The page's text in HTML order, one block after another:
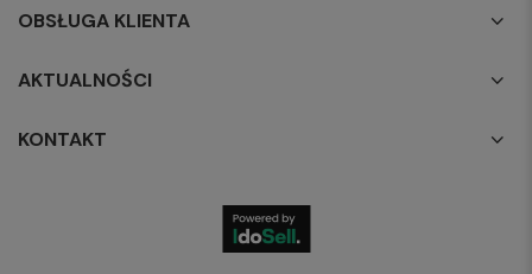
OBSŁUGA KLIENTA
AKTUALNOŚCI
KONTAKT